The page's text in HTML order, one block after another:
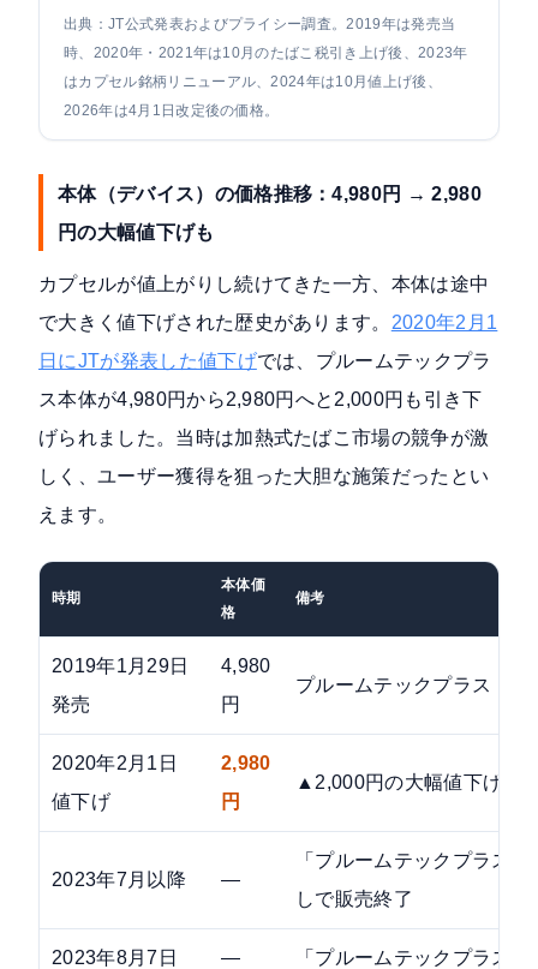
出典：JT公式発表およびプライシー調査。2019年は発売当
時、2020年・2021年は10月のたばこ税引き上げ後、2023年
はカプセル銘柄リニューアル、2024年は10月値上げ後、
2026年は4月1日改定後の価格。
本体（デバイス）の価格推移：4,980円 → 2,980
円の大幅値下げも
カプセルが値上がりし続けてきた一方、本体は途中
で大きく値下げされた歴史があります。 2020年2月1
日にJTが発表した値下げでは、プルームテックプラ
ス本体が4,980円から2,980円へと2,000円も引き下
げられました。当時は加熱式たばこ市場の競争が激
しく、ユーザー獲得を狙った大胆な施策だったとい
えます。
時期
本体価
格
備考
2019年1月29日
発売
4,980
円
プルームテックプラス（初
2020年2月1日
値下げ
2,980
円
▲2,000円の大幅値下げ
2023年7月以降 —
「プルームテックプラス
しで販売終了
2023年8月7日 — 「プルームテックプラス